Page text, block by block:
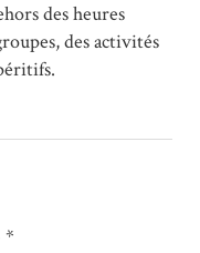
des heures
des activités
*